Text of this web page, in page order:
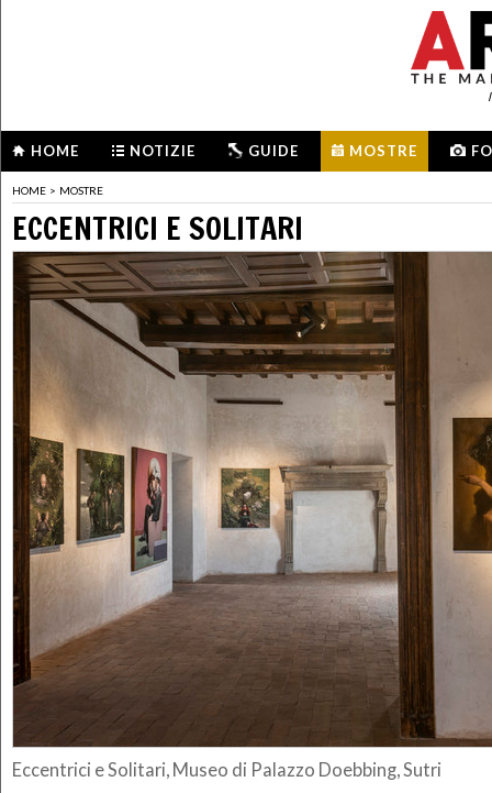
HOME NOTIZIE GUIDE MOSTRE
HOME > MOSTRE
ECCENTRICI E SOLITARI
Eccentrici e Solitari, Museo di Palazzo Doebbing, Sutri